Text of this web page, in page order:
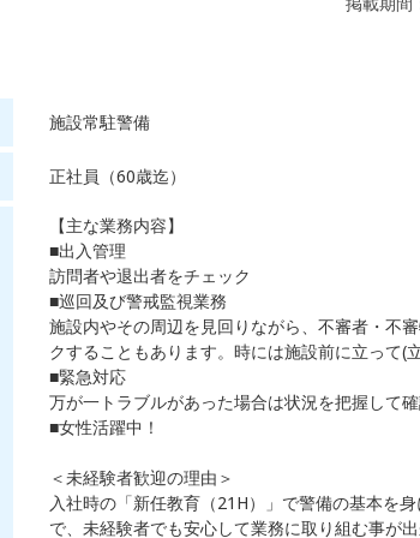
施設常駐警備
正社員（60歳迄）
【主な業務内容】
■出入管理
訪問者や退出者をチェック
■巡回及び警戒監視業務
施設内やその周辺を見回りながら、不審者・不
クすることもあります。時には施設前に立って(
■緊急対応
万が一トラブルがあった場合は状況を把握して
■女性活躍中！
＜未経験者歓迎の理由＞
入社時の「新任教育（21H）」で警備の基本を
で、未経験者でも安心して業務に取り組む事が出